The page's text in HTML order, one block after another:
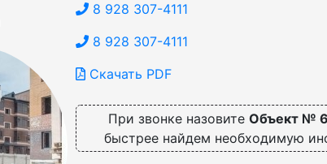
8 928 307-4111
8 928 307-4111
Скачать PDF
При звонке назовите Объект №
быстрее найдем необходимую